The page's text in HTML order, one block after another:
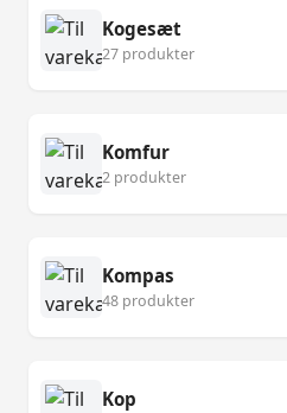
Kogesæt
27 produkter
Komfur
2 produkter
Kompas
48 produkter
Kop